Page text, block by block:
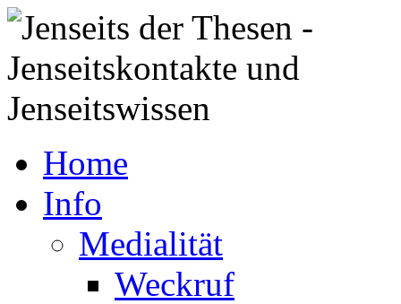
Home
Info
Medialität
Weckruf